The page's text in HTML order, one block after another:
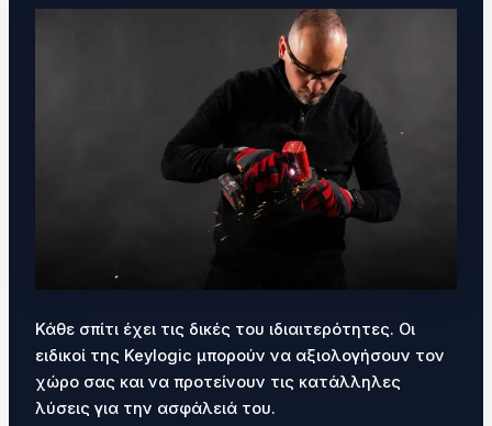
Κάθε σπίτι έχει τις δικές του ιδιαιτερότητες. Οι
ειδικοί της Keylogic μπορούν να αξιολογήσουν τον
χώρο σας και να προτείνουν τις κατάλληλες
λύσεις για την ασφάλειά του.